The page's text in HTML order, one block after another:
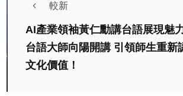
較新
AI產業領袖黃仁勳講台語展現魅
台語大師向陽開講 引領師生重新
文化價值！